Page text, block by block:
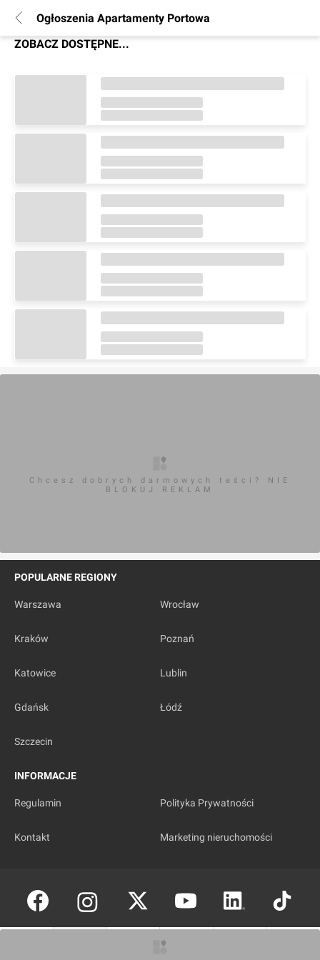
Ogłoszenia Apartamenty Portowa
ZOBACZ DOSTĘPNE...
Chcesz dobrych darmowych teści? NIE
BLOKUJ REKLAM
POPULARNE REGIONY
Warszawa Wrocław
Kraków Poznań
Katowice Lublin
Gdańsk Łódź
Szczecin
INFORMACJE
Regulamin Polityka Prywatności
Kontakt Marketing nieruchomości